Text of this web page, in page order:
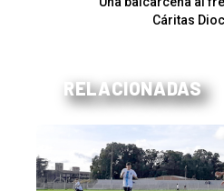
Cáritas
RELACIONADAS